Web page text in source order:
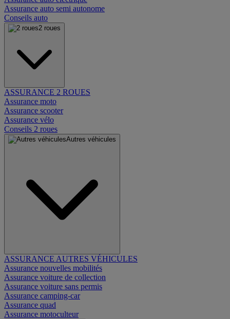
Assurance auto semi autonome
Conseils auto
2 roues
ASSURANCE 2 ROUES
Assurance moto
Assurance scooter
Assurance vélo
Conseils 2 roues
Autres véhicules
ASSURANCE AUTRES VÉHICULES
Assurance nouvelles mobilités
Assurance voiture de collection
Assurance voiture sans permis
Assurance camping-car
Assurance quad
Assurance motoculteur